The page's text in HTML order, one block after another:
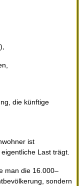
die künftige
ist
Last trägt.
man die 16.000–
sondern